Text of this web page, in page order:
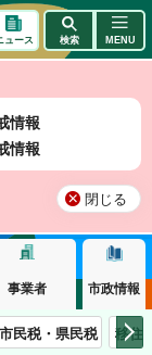
情報
情報
閉じる
ュース 検索 MENU
事業者 市政情報
市民税・県民税 移住